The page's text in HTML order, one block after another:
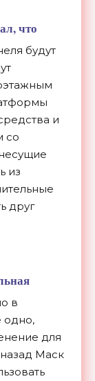
что
будут
и
со
из
друг
в
одно,
для
Маск